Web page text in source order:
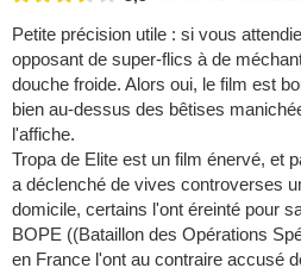
Petite précision utile : si vous
opposant de super-flics à de
douche froide. Alors oui, le film est
bien au-dessus des bêtises
l'affiche.
Tropa de Elite est un film énervé, et
a déclenché de vives controverses
domicile, certains l'ont éreinté pour
BOPE ((Bataillon des Opérations
en France l'ont au contraire accusé